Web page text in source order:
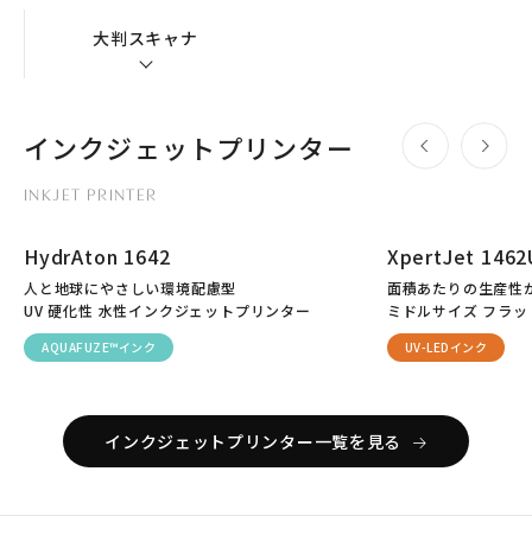
大判スキャナ
インクジェットプリンター
INKJET PRINTER
HydrAton 1642
人と地球にやさしい環境配慮型
UV 硬化性 水性インクジェットプリンター
AQUAFUZE™インク
XpertJet
面積あたりの生産性
ミドルサイズ フラ
UV-LEDインク
インクジェットプリンター一覧を見る